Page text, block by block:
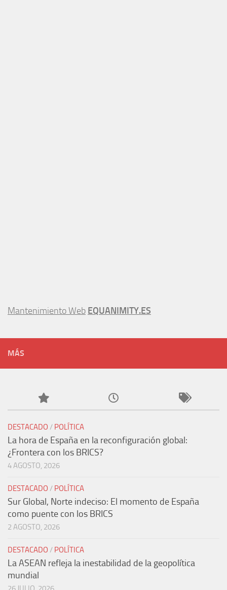
Mantenimiento Web EQUANIMITY.ES
MÁS
DESTACADO / POLÍTICA
La hora de España en la reconfiguración global:
¿Frontera con los BRICS?
4 AGOSTO, 2026
DESTACADO / POLÍTICA
Sur Global, Norte indeciso: El momento de España
como puente con los BRICS
2 AGOSTO, 2026
DESTACADO / POLÍTICA
La ASEAN refleja la inestabilidad de la geopolítica
mundial